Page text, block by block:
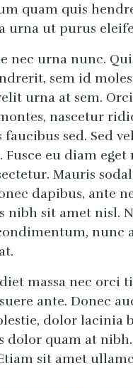
quam quis
urna ut purus
nec urna nunc.
sem id
urna at sem.
nascetur
faucibus sed. Sed
eu diam
Mauris
dapibus, ante
nibh sit amet nisl.
massa nec orci
ante. Donec
dolor lacinia
dolor quam at
sit amet